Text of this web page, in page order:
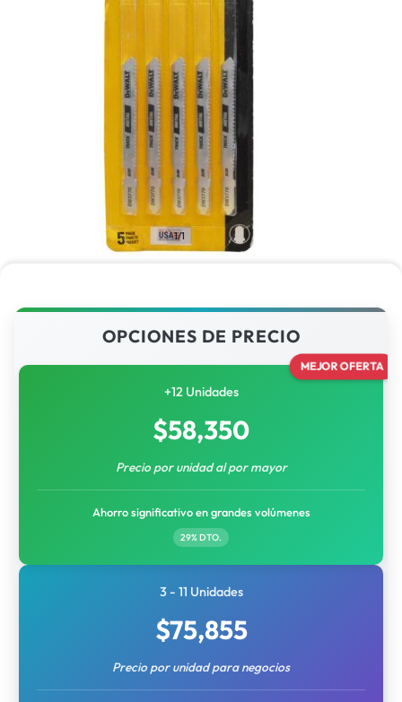
1/1
OPCIONES DE PRECIO
MEJOR OFERTA
+12 Unidades
$58,350
Precio por unidad al por mayor
Ahorro significativo en grandes volúmenes
29% DTO.
3 - 11 Unidades
$75,855
Precio por unidad para negocios